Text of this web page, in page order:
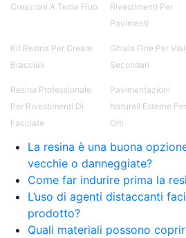
Creazioni A Tema Fluo
Rivestimenti Per
Pavimenti
Kit Resina Per Creare
Bracciali
Ghiaia Fine Per
Secondari
Resina Professionale
Per Rivestimenti Di
Facciate
Pavimentazioni
Naturali Esterne Per
Orti
La resina è una buona
vecchie o danneggiate?
Come far indurire prima la
L’uso di agenti distaccanti
prodotto?
Quali materiali possono